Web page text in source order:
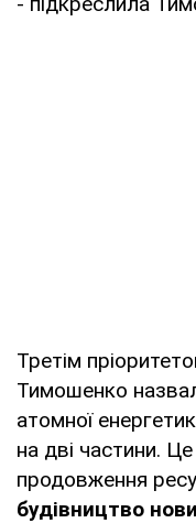
Третім
Тимошенко
атомної
на дві частини.
продовження
будівництво